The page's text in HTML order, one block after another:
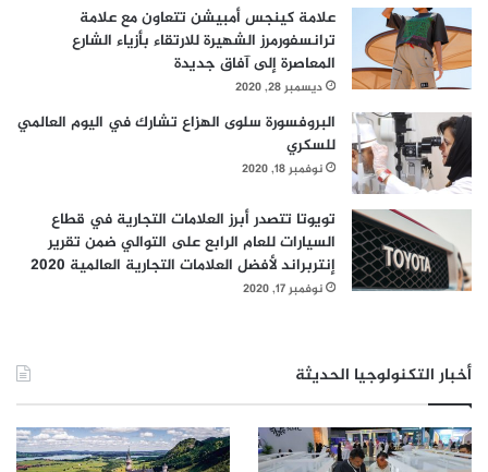
علامة كينجس أمبيشن تتعاون مع علامة
ترانسفورمرز الشهيرة للارتقاء بأزياء الشارع
المعاصرة إلى آفاق جديدة
ديسمبر 28, 2020
البروفسورة سلوى الهزاع تشارك في اليوم العالمي
للسكري
نوفمبر 18, 2020
تويوتا تتصدر أبرز العلامات التجارية في قطاع
السيارات للعام الرابع على التوالي ضمن تقرير
إنتربراند لأفضل العلامات التجارية العالمية 2020
نوفمبر 17, 2020
أخبار التكنولوجيا الحديثة